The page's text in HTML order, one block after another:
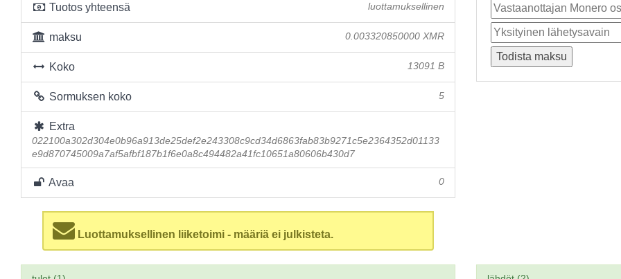
Tuotos yhteensä luottamuksellinen
maksu 0.003320850000 XMR
Koko 13091 B
Sormuksen koko 5
Extra
022100a302d304e0b96a913de25def2e243308c9cd34d6863fab83b9271c5e2364352d01133
e9d870745009a7af5afbf187b1f6e0a8c494482a41fc10651a80606b430d7
Avaa 0
Luottamuksellinen liiketoimi - määriä ei julkisteta.